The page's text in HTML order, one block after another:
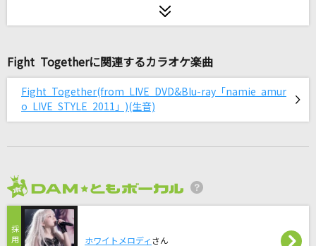
川崎鷹也
でぃすこみゅーたんと！
あぶく
ヨルシカ
Fight Togetherに関連するカラオケ楽曲
Fight Together(from LIVE DVD&Blu-ray「namie amur
o LIVE STYLE 2011」)(生音)
ホワイトメロディ さん